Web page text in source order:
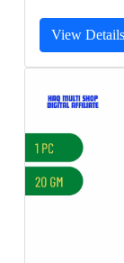
View Details